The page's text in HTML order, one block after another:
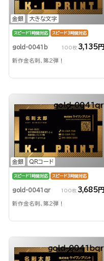
金銀 大きな文字
スピード1時間対応 スピード3時間対応
gold-0041b 100枚 3,135円
新作金名刺、第2弾！
金銀 QRコード
gold-0041qr
スピード1時間対応 スピード3時間対応
gold-0041qr 100枚 3,685円
新作金名刺、第2弾！
gold-0041bqr